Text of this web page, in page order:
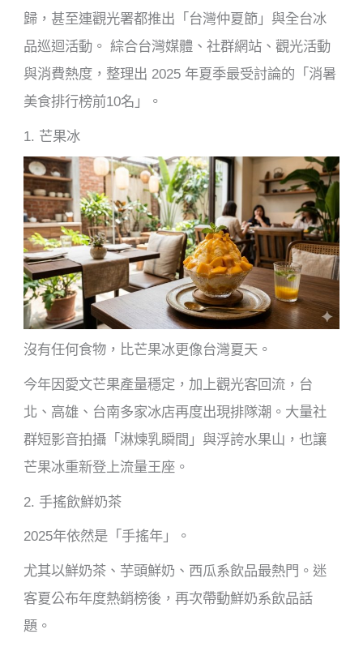
歸，甚至連觀光署都推出「台灣仲夏節」與全台冰
品巡迴活動。 綜合台灣媒體、社群網站、觀光活動
與消費熱度，整理出 2025 年夏季最受討論的「消暑
美食排行榜前10名」。
1. 芒果冰
沒有任何食物，比芒果冰更像台灣夏天。
今年因愛文芒果產量穩定，加上觀光客回流，台
北、高雄、台南多家冰店再度出現排隊潮。大量社
群短影音拍攝「淋煉乳瞬間」與浮誇水果山，也讓
芒果冰重新登上流量王座。
2. 手搖飲鮮奶茶
2025年依然是「手搖年」。
尤其以鮮奶茶、芋頭鮮奶、西瓜系飲品最熱門。迷
客夏公布年度熱銷榜後，再次帶動鮮奶系飲品話
題。